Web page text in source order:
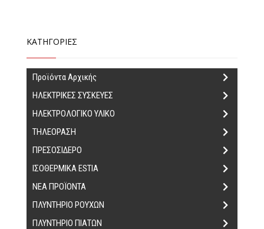
ΚΑΤΗΓΟΡΙΕΣ
Προϊόντα Αρχικής
ΗΛΕΚΤΡΙΚΕΣ ΣΥΣΚΕΥΕΣ
ΗΛΕΚΤΡΟΛΟΓΙΚΟ ΥΛΙΚΟ
ΤΗΛΕΟΡΑΣΗ
ΠΡΕΣΟΣΙΔΕΡΟ
ΙΣΟΘΕΡΜΙΚΑ ΕSTIA
ΝΕΑ ΠΡΟΪΟΝΤΑ
ΠΛΥΝΤΗΡΙΟ ΡΟΥΧΩΝ
ΠΛΥΝΤΗΡΙΟ ΠΙΑΤΩΝ